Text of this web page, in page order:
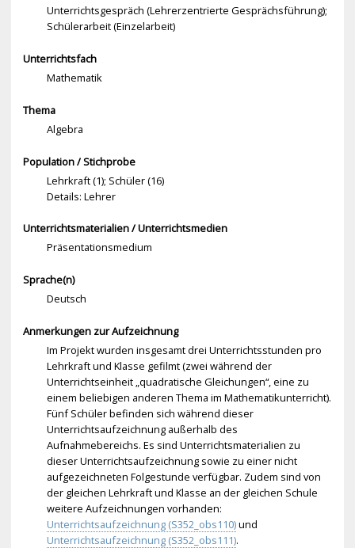
Unterrichtsgespräch (Lehrerzentrierte Gesprächsführung);
Schülerarbeit (Einzelarbeit)
Unterrichtsfach
Mathematik
Thema
Algebra
Population / Stichprobe
Lehrkraft (1); Schüler (16)
Details: Lehrer
Unterrichtsmaterialien / Unterrichtsmedien
Präsentationsmedium
Sprache(n)
Deutsch
Anmerkungen zur Aufzeichnung
Im Projekt wurden insgesamt drei Unterrichtsstunden pro
Lehrkraft und Klasse gefilmt (zwei während der
Unterrichtseinheit „quadratische Gleichungen“, eine zu
einem beliebigen anderen Thema im Mathematikunterricht).
Fünf Schüler befinden sich während dieser
Unterrichtsaufzeichnung außerhalb des
Aufnahmebereichs. Es sind Unterrichtsmaterialien zu
dieser Unterrichtsaufzeichnung sowie zu einer nicht
aufgezeichneten Folgestunde verfügbar. Zudem sind von
der gleichen Lehrkraft und Klasse an der gleichen Schule
weitere Aufzeichnungen vorhanden:
Unterrichtsaufzeichnung (S352_obs110)und
Unterrichtsaufzeichnung (S352_obs111).